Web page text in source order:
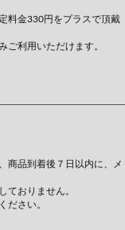
料金330円をプラスで頂戴
ご利用いただけます。
商品到着後７日以内に、メ
ておりません。
ださい。